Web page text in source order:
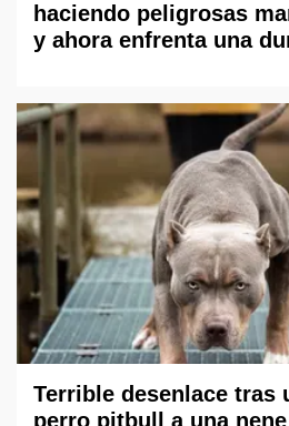
haciendo peligrosas
y ahora enfrenta una
Terrible desenlace tras
perro pitbull a una